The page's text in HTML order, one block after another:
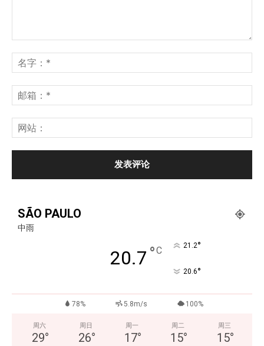
SÃO PAULO
中雨
20.7 °C 21.2°
20.6°
78% 5.8m/s 100%
周六
29°
周日
26°
周一
17°
周二
15°
周三
15°